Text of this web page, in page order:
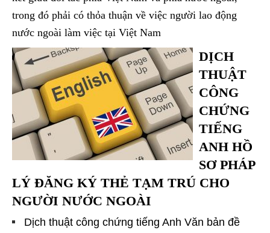
trong đó phải có thỏa thuận về việc người lao động
nước ngoài làm việc tại Việt Nam
DỊCH
THUẬT
CÔNG
CHỨNG
TIẾNG
ANH HỒ
SƠ PHÁP
LÝ ĐĂNG KÝ THẺ TẠM TRÚ CHO
NGƯỜI NƯỚC NGOÀI
Dịch thuật công chứng tiếng Anh Văn bản đề